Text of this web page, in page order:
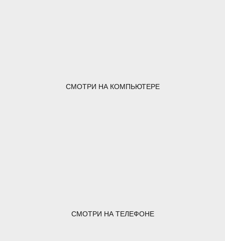
СМОТРИ НА КОМПЬЮТЕРЕ
СМОТРИ НА ТЕЛЕФОНЕ